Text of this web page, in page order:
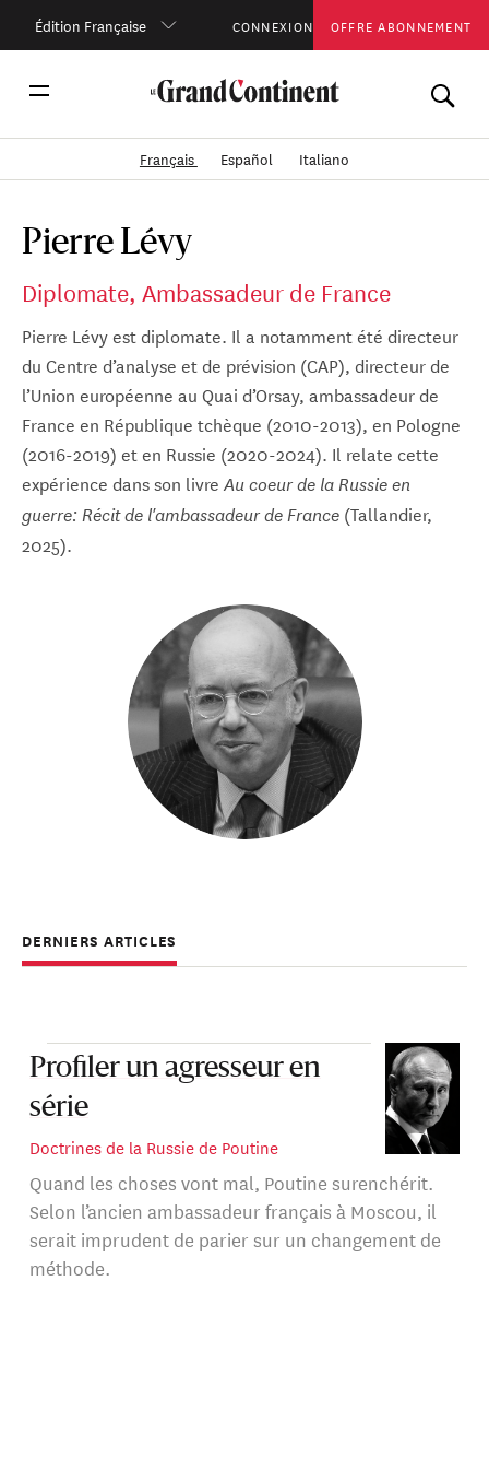
Édition Française CONNEXION OFFRE ABONNEMENT
Français Español Italiano
Pierre Lévy
Diplomate, Ambassadeur de France
Pierre Lévy est diplomate. Il a notamment été directeur
du Centre d’analyse et de prévision (CAP), directeur de
l’Union européenne au Quai d’Orsay, ambassadeur de
France en République tchèque (2010-2013), en Pologne
(2016-2019) et en Russie (2020-2024). Il relate cette
expérience dans son livre Au coeur de la Russie en
guerre: Récit de l'ambassadeur de France (Tallandier,
2025).
DERNIERS ARTICLES
Profiler un agresseur en
série
Doctrines de la Russie de Poutine
Quand les choses vont mal, Poutine surenchérit.
Selon l’ancien ambassadeur français à Moscou, il
serait imprudent de parier sur un changement de
méthode.